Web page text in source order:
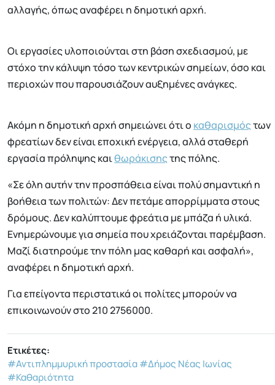
αλλαγής, όπως αναφέρει η δημοτική αρχή.
Οι εργασίες υλοποιούνται στη βάση σχεδιασμού, με
στόχο την κάλυψη τόσο των κεντρικών σημείων, όσο και
περιοχών που παρουσιάζουν αυξημένες ανάγκες.
Ακόμη η δημοτική αρχή σημειώνει ότι ο καθαρισμόςτων
φρεατίων δεν είναι εποχική ενέργεια, αλλά σταθερή
εργασία πρόληψης καιθωράκισηςτης πόλης.
«Σε όλη αυτήν την προσπάθεια είναι πολύ σημαντική η
βοήθεια των πολιτών: Δεν πετάμε απορρίμματα στους
δρόμους. Δεν καλύπτουμε φρεάτια με μπάζα ή υλικά.
Ενημερώνουμε για σημεία που χρειάζονται παρέμβαση.
Μαζί διατηρούμε την πόλη μας καθαρή και ασφαλή»,
αναφέρει η δημοτική αρχή.
Για επείγοντα περιστατικά οι πολίτες μπορούν να
επικοινωνούν στο 210 2756000.
Ετικέτες:
#Αντιπλημμυρική προστασία#Δήμος Νέας Ιωνίας
#Καθαριότητα